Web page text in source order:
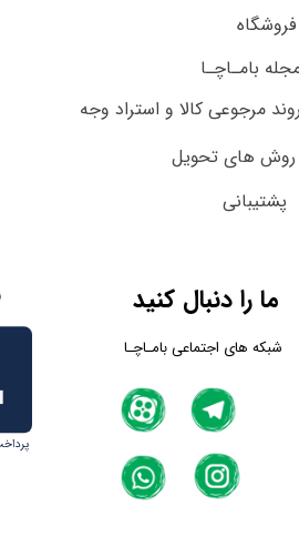
فروشگاه
بامـاچـا
پشتیبانی
روش های تحویل
مرجوعی کالا و استراد وجه
شبکه های اجتماعی بامـاچـا
ما را دنبال کنید